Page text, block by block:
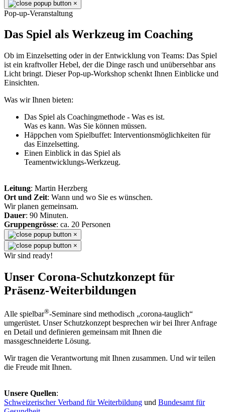
×
Pop-up-Veranstaltung
Das Spiel als Werkzeug im Coaching
Ob im Einzelsetting oder in der Entwicklung von Teams: Das Spiel
ist ein kraftvoller Hebel, der die Dinge rasch und unübersehbar ans
Licht bringt. Dieser Pop-up-Workshop schenkt Ihnen Einblicke und
Einsichten.
Was wir Ihnen bieten:
Das Spiel als Coachingmethode - Was es ist.
Was es kann. Was Sie können müssen.
Häppchen vom Spielbuffet: Interventionsmöglichkeiten für
das Einzelsetting.
Einen Einblick in das Spiel als
Teamentwicklungs-Werkzeug.
Leitung: Martin Herzberg
Ort und Zeit: Wann und wo Sie es wünschen.
Wir planen gemeinsam.
Dauer: 90 Minuten.
Gruppengrösse: ca. 20 Personen
×
×
Wir sind ready!
Unser Corona-Schutzkonzept für
Präsenz-Weiterbildungen
Alle spielbar®-Seminare sind methodisch „corona-tauglich“
umgerüstet. Unser Schutzkonzept besprechen wir bei Ihrer Anfrage
en Detail und definieren gemeinsam mit Ihnen die
massgeschneiderte Lösung.
Wir tragen die Verantwortung mit Ihnen zusammen. Und wir teilen
die Freude mit Ihnen.
Unsere Quellen:
Schweizerischer Verband für Weiterbildung und Bundesamt für